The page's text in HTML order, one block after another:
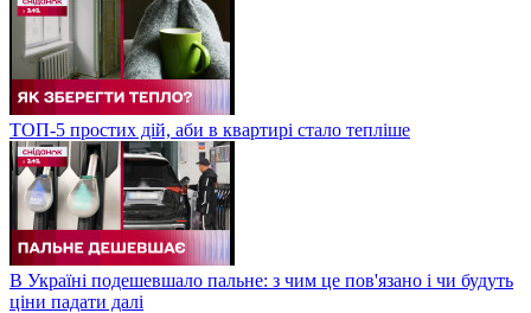
ТОП-5 простих дій, аби в квартирі стало тепліше
В Україні подешевшало пальне: з чим це пов'язано і чи будуть
ціни падати далі